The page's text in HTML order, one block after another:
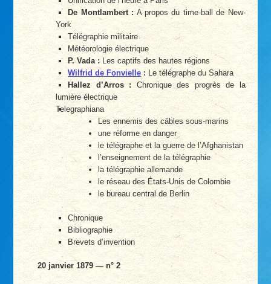
De Montlambert :A propos du time-ball de New-
York
Télégraphie militaire
Météorologie électrique
P. Vada :Les captifs des hautes régions
Wilfrid de Fonvielle : Le télégraphe du Sahara
Hallez d’Arros :Chronique des progrès de la
lumière électrique
Telegraphiana
Les ennemis des câbles sous-marins
une réforme en danger
le télégraphe et la guerre de l’Afghanistan
l’enseignement de la télégraphie
la télégraphie allemande
le réseau des États-Unis de Colombie
le bureau central de Berlin
Chronique
Bibliographie
Brevets d’invention
20 janvier 1879 — n° 2